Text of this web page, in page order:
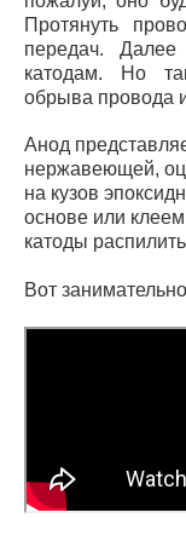
Протянуть
передач.
катодам. Но
обрыва провода
Анод
нержавеющей,
на кузов
основе или
катоды
Вот